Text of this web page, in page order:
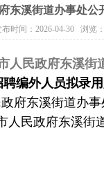
东溪街道办事处
布时间：2026-04-30 浏览：
人民政府东溪街
聘编外人员拟录
东溪街道办事
人民政府东溪街